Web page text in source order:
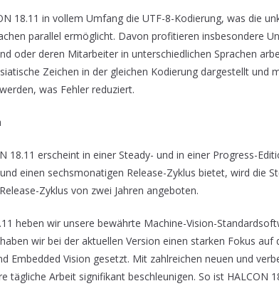
18.11 in vollem Umfang die UTF-8-Kodierung, was die
parallel ermöglicht. Davon profitieren insbesondere
oder deren Mitarbeiter in unterschiedlichen Sprachen
Zeichen in der gleichen Kodierung dargestellt und
was Fehler reduziert.
18.11 erscheint in einer Steady- und in einer Progress-
einen sechsmonatigen Release-Zyklus bietet, wird die
Zyklus von zwei Jahren angeboten.
heben wir unsere bewährte Machine-Vision-
wir bei der aktuellen Version einen starken Fokus auf
Embedded Vision gesetzt. Mit zahlreichen neuen und
tägliche Arbeit signifikant beschleunigen. So ist HALCON